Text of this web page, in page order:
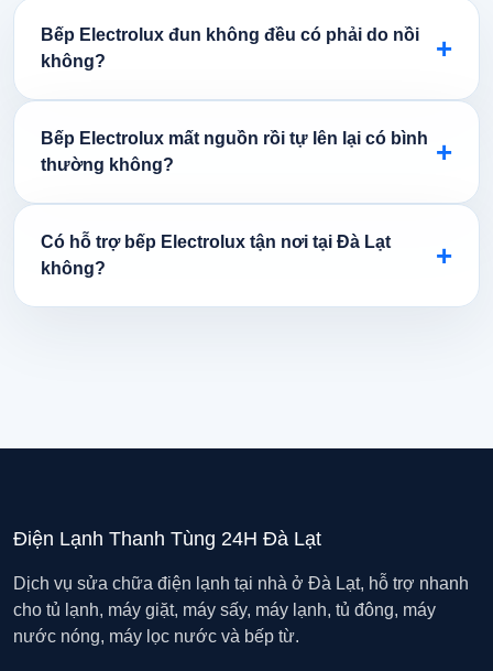
Bếp Electrolux đun không đều có phải do nồi
không?
+
Bếp Electrolux mất nguồn rồi tự lên lại có bình
thường không?
+
Có hỗ trợ bếp Electrolux tận nơi tại Đà Lạt
không?
+
Điện Lạnh Thanh Tùng 24H Đà Lạt
Dịch vụ sửa chữa điện lạnh tại nhà ở Đà Lạt, hỗ trợ nhanh
cho tủ lạnh, máy giặt, máy sấy, máy lạnh, tủ đông, máy
nước nóng, máy lọc nước và bếp từ.